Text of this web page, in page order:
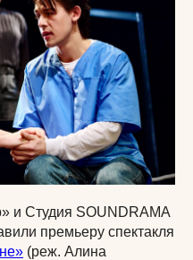
и Студия SOUNDRAMA
премьеру спектакля
(реж. Алина